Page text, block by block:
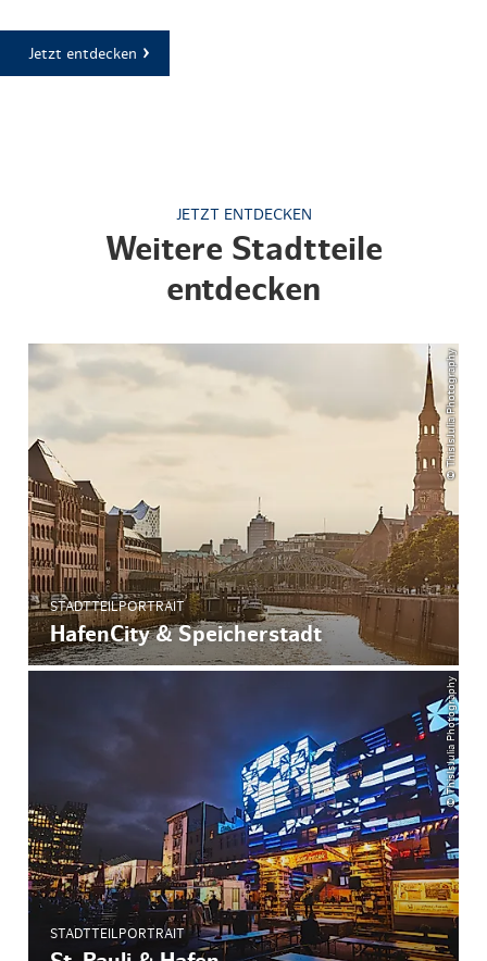
Jetzt entdecken
JETZT ENTDECKEN
Weitere Stadtteile
entdecken
© ThisIsJulia Photography
STADTTEILPORTRAIT
HafenCity & Speicherstadt
© ThisIsJulia Photography
STADTTEILPORTRAIT